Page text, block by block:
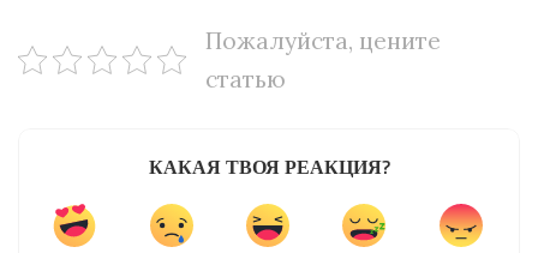
Пожалуйста, цените
статью
КАКАЯ ТВОЯ РЕАКЦИЯ?